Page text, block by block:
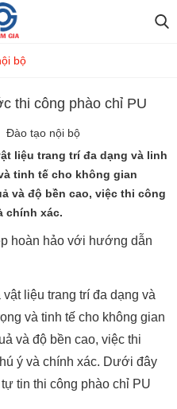
bộ
thi công phào chỉ PU
Đào tạo nội bộ
liệu trang trí đa dạng và linh
tinh tế cho không gian
và độ bền cao, việc thi công
chính xác.
hoàn hảo với hướng dẫn
liệu trang trí đa dạng và
và tinh tế cho không gian
và độ bền cao, việc thi
ý và chính xác. Dưới đây
tin thi công phào chỉ PU